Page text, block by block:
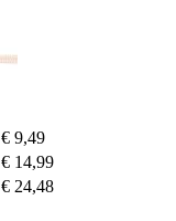
€ 9,49
€ 14,99
€ 24,48